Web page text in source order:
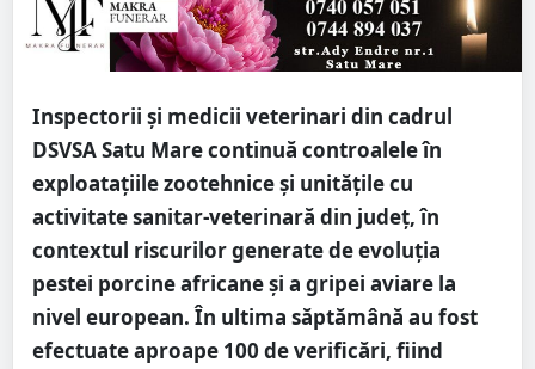
Inspectorii și medicii veterinari din cadrul
DSVSA Satu Mare continuă controalele în
exploatațiile zootehnice și unitățile cu
activitate sanitar-veterinară din județ, în
contextul riscurilor generate de evoluția
pestei porcine africane și a gripei aviare la
nivel european. În ultima săptămână au fost
efectuate aproape 100 de verificări, fiind